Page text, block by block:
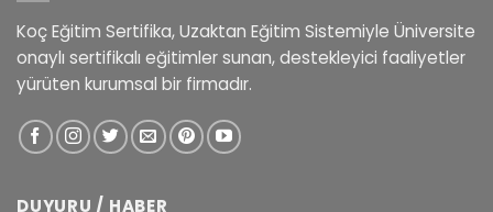
Koç Eğitim Sertifika, Uzaktan Eğitim Sistemiyle Üniversite
onaylı sertifikalı eğitimler sunan, destekleyici faaliyetler
yürüten kurumsal bir firmadır.
DUYURU / HABER